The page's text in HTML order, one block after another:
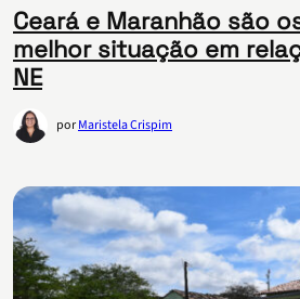
Ceará e Maranhão são
melhor situação em
NE
porMaristela Crispim